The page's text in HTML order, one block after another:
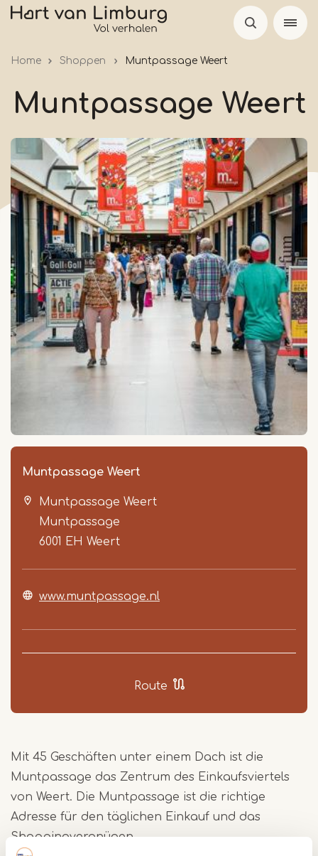
Skip
Home Shoppen Muntpassage Weert
Muntpassage Weert
Muntpassage Weert
Muntpassage Weert
Muntpassage
6001 EH Weert
www.muntpassage.nl
Route
Mit 45 Geschäften unter einem Dach ist die
Muntpassage das Zentrum des Einkaufsviertels
von Weert. Die Muntpassage ist die richtige
Adresse für den täglichen Einkauf und das
Shoppingvergnügen.